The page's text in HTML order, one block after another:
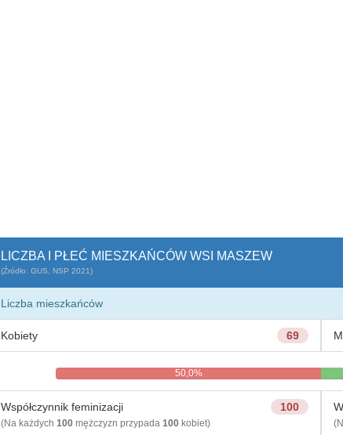
LICZBA I PŁEĆ MIESZKAŃCÓW WSI MASZEW
(Źródło: GUS, NSP 2021)
Liczba mieszkańców
69
Kobiety
50,0%
100
Współczynnik feminizacji
(Na każdych 100mężczyzn przypada 100kobiet)